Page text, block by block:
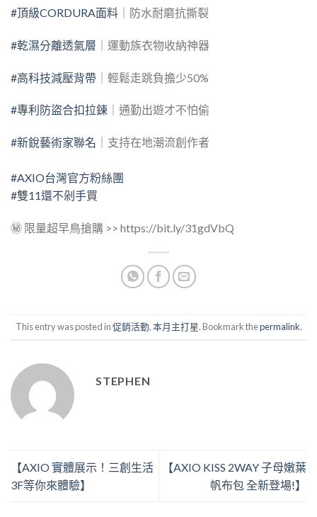
#頂級CORDURA面料 ｜防水耐磨抗撕裂
#乾濕分離透氣層 ｜運動族衣物收納神器
#高科技減壓背帶 ｜輕鬆走跳負擔少50%
#專利防盜合扣拉鍊 ｜通勤出遊才不怕偷
#新銳藝術家聯名 ｜支持在地潮流創作者
#AXIO台灣官方粉絲團
#雙11還不剁手買
㊙ 限量超早鳥搶購 >> https://bit.ly/31gdVbQ
This entry was posted in促銷活動,本月主打星. Bookmark thepermalink.
STEPHEN
【AXIO 實體展示！三創生活
3F等你來體驗】
【AXIO KISS 2WAY 子母嫩葉
帆布包 全新登場!】